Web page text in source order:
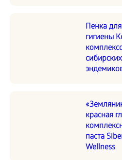
Пенка
гигиены
сибирских
красная
паста
Wellness